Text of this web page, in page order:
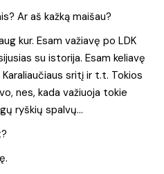
Ar aš kažką maišau?
kur. Esam važiavę po LDK
su istorija. Esam keliavę
sritį ir t.t. Tokios
nes, kada važiuoja tokie
ryškių spalvų…